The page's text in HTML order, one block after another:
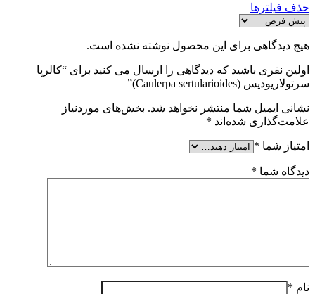
حذف فیلترها
هیچ دیدگاهی برای این محصول نوشته نشده است.
اولین نفری باشید که دیدگاهی را ارسال می کنید برای “کالرپا
سرتولاریودیس (Caulerpa sertularioides)”
نشانی ایمیل شما منتشر نخواهد شد. بخش‌های موردنیاز
علامت‌گذاری شده‌اند *
امتیاز شما *
دیدگاه شما *
نام *